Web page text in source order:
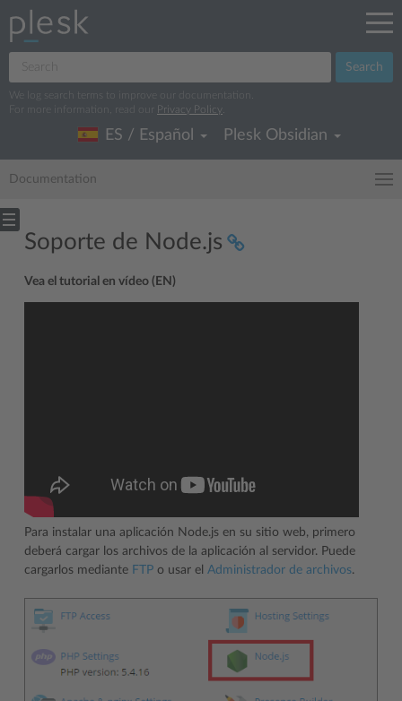
Search
We log search terms to improve our documentation.
For more information, read our
Privacy Policy
ES / Español Plesk Obsidian
Documentation
Soporte de Node.js
Vea el tutorial en vídeo (EN)
Para instalar una aplicación Node.js en su sitio web, primero
deberá cargar los archivos de la aplicación al servidor. Puede
cargarlos mediante FTP o usar el Administrador de archivos.